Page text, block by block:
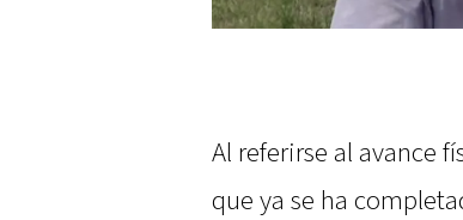
Al referirse al avance
que ya se ha